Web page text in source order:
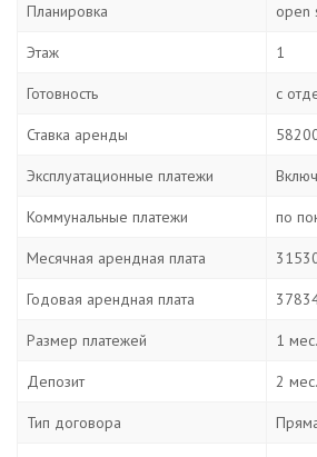
Планировка open
Этаж 1
Готовность с
Ставка аренды
Эксплуатационные платежи
Коммунальные платежи по
Месячная арендная плата
Годовая арендная плата
Размер платежей 1 мес.
Депозит 2 мес.
Тип договора